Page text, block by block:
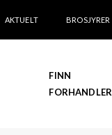
AKTUELT BROSJYRER
FINN
FORHANDLER